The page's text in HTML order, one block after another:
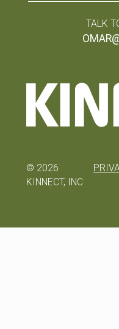
TALK
© 2026
KINNECT, INC